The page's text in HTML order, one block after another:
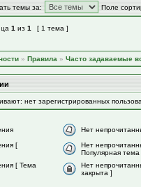
темы за: Поле
1 из 1 [ 1 тема ]
» Правила » Часто задаваемые
нет зарегистрированных
Нет
[
Нет
Популярная тема
[ Тема
Нет
закрыта ]